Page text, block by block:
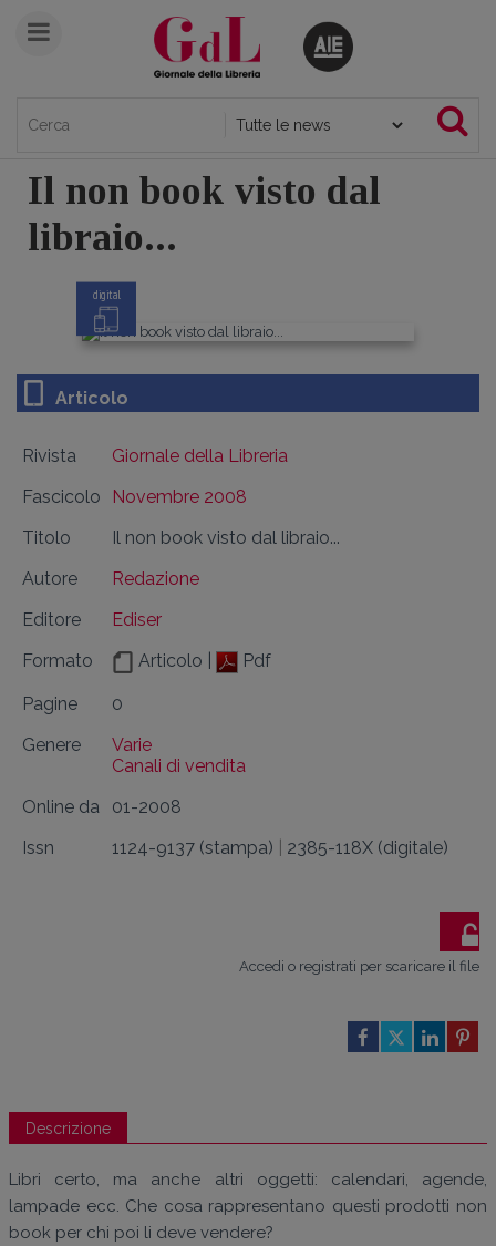
Il non book visto dal
libraio...
digital
Articolo
Rivista
Giornale della Libreria
Fascicolo
Novembre 2008
Titolo
Il non book visto dal libraio...
Autore
Redazione
Editore
Ediser
Formato
Articolo | Pdf
Pagine
0
Genere
Varie
Canali di vendita
Online da
01-2008
Issn
1124-9137 (stampa) 2385-118X (digitale)
Accedi o registrati per scaricare il file
Descrizione
Libri certo, ma anche altri oggetti: calendari, agende,
lampade ecc. Che cosa rappresentano questi prodotti non
book per chi poi li deve vendere?